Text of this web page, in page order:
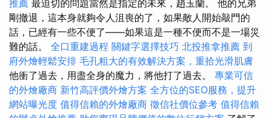
推薦 最迫切的問題當然是指定的未來，趙玉蘭。 他的兄弟
剛撤退，這本身就夠令人沮喪的了，如果敵人開始敲門的
話，已經有一些不便了——如果這是一種不便而不是一場災
難的話。 全口重建過程 關鍵字選擇技巧 北投推拿推薦 到
府外燴輕鬆安排 毛孔粗大的有效解決方案，重拾光滑肌膚
他衝了過去，用盡全身的魔力，將他打了過去。 專業可信
的外燴廠商 新竹高評價外燴方案 全方位的SEO服務，提升
網站曝光度 值得信賴的外燴廠商 徵信社價位參考 值得信賴